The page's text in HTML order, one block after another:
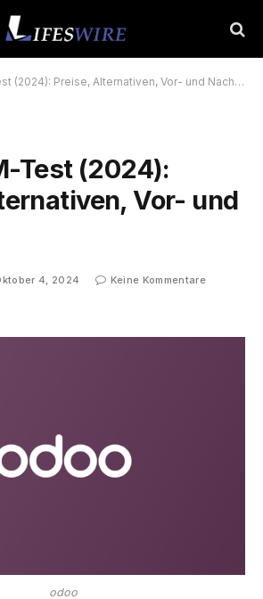
(2024): Preise, Alternativen, Vor- und Nachteile
Test (2024):
Vor- und
4, 2024
Keine Kommentare
odoo